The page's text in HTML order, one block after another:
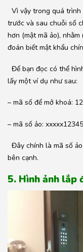
Vì vậy trong quá trình
trước và sau chuỗi số
hơn (mật mã ảo),
đoán biết mật khẩu
Để bạn đọc có thể
lấy một ví dụ như sau:
– mã số để mở khoá:
– mã số ảo:
Đây chính là mã số
bên cạnh.
5. Hình ảnh lắp